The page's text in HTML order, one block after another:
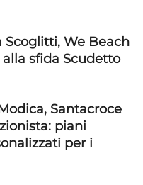
Scoglitti, We Beach
sfida Scudetto
Santacroce
piani
per i